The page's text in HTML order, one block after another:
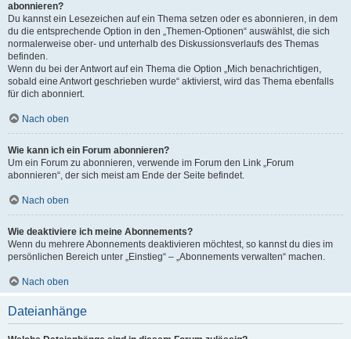
abonnieren?
Du kannst ein Lesezeichen auf ein Thema setzen oder es abonnieren, in dem
du die entsprechende Option in den „Themen-Optionen“ auswählst, die sich
normalerweise ober- und unterhalb des Diskussionsverlaufs des Themas
befinden.
Wenn du bei der Antwort auf ein Thema die Option „Mich benachrichtigen,
sobald eine Antwort geschrieben wurde“ aktivierst, wird das Thema ebenfalls
für dich abonniert.
Nach oben
Wie kann ich ein Forum abonnieren?
Um ein Forum zu abonnieren, verwende im Forum den Link „Forum
abonnieren“, der sich meist am Ende der Seite befindet.
Nach oben
Wie deaktiviere ich meine Abonnements?
Wenn du mehrere Abonnements deaktivieren möchtest, so kannst du dies im
persönlichen Bereich unter „Einstieg“ – „Abonnements verwalten“ machen.
Nach oben
Dateianhänge